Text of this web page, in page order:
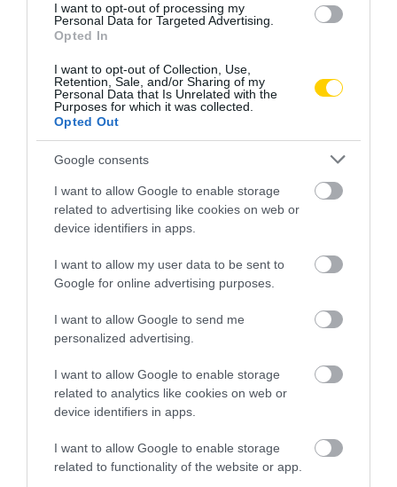
I want to opt-out of processing my
Personal Data for Targeted Advertising.
Opted In
I want to opt-out of Collection, Use,
Retention, Sale, and/or Sharing of my
Personal Data that Is Unrelated with the
Purposes for which it was collected.
Opted Out
Google consents
I want to allow Google to enable storage
related to advertising like cookies on web or
device identifiers in apps.
I want to allow my user data to be sent to
Google for online advertising purposes.
I want to allow Google to send me
personalized advertising.
I want to allow Google to enable storage
related to analytics like cookies on web or
device identifiers in apps.
I want to allow Google to enable storage
related to functionality of the website or app.
MIT EGYÜNK, HA 70 FELETT IS
SZERETNÉNK ÖNÁLLÓAN
MENNI A PIACRA?
2026. AUGUSZTUS 05.
PROGRAM ÜGYÉBEN: BAJBAN
VAN A SZOLGÁLTATÁS? 7
KÉRDÉS, AMIRE MINDEN
VÁLASZT
HA AZ UNOKÁD SÍRVA HÍV
PÉNZÉRT, ELŐBB KÉRDEZD
2026. JÚLIUS 29.
A VIDEÓHÍVÁS NEM ÖLELÉS,
MAGÁNY ELLEN
2026. JÚLIUS 28.